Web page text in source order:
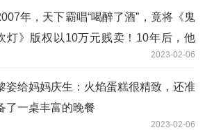
年，天下霸唱“喝醉了酒”，竟将《鬼
灯》版权以10万元贱卖！10年后，他
2023-02-06
姿给妈妈庆生：火焰蛋糕很精致，还准
了一桌丰富的晚餐
2023-02-06